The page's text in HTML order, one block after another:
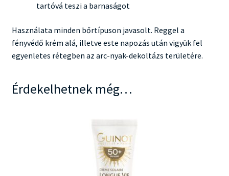
tartóvá teszi a barnaságot
Használata minden bőrtípuson javasolt. Reggel a
fényvédő krém alá, illetve este napozás után vigyük fel
egyenletes rétegben az arc-nyak-dekoltázs területére.
Érdekelhetnek még…